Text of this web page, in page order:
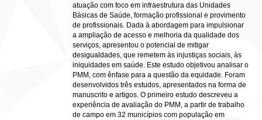
atuação com foco em infraestrutura das Unidades
Básicas de Saúde, formação profissional e provimento
de profissionais. Dada à abordagem para impulsionar
a ampliação de acesso e melhoria da qualidade dos
serviços, apresentou o potencial de mitigar
desigualdades, que remetem às injustiças sociais, às
iniquidades em saúde. Este estudo objetivou analisar o
PMM, com ênfase para a questão da equidade. Foram
desenvolvidos três estudos, apresentados na forma de
manuscrito e artigos. O primeiro estudo descreveu a
experiência de avaliação do PMM, a partir de trabalho
de campo em 32 municípios com população em